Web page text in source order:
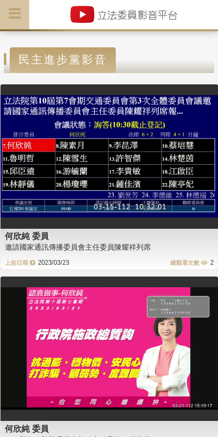
民主進步黨影音
何欣純 委員
邀請國家通訊傳播委員會主任委員陳耀祥列席
2023/03/23 2
何欣純 委員